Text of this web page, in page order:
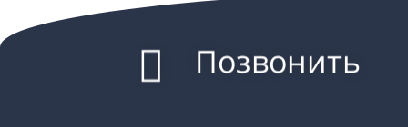
Позвонить